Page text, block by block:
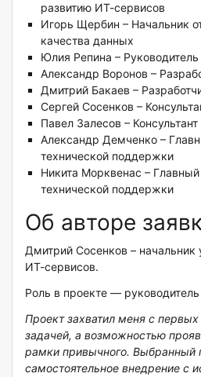
развитию ИТ-сервисов
Игорь Щербин – Начальник
качества данных
Юлия Репина – Руководитель
Александр Воронов –
Дмитрий Бакаев –
Сергей Сосенков –
Павел Залесов – Консультант
Александр Демченко –
технической поддержки
Никита Морквенас –
технической поддержки
Об авторе
Дмитрий Сосенков – начальник
ИТ-сервисов.
Роль в проекте —
Проект захватил меня с
задачей, а возможностью
рамки привычного. Выбранный
самостоятельное внедрение с